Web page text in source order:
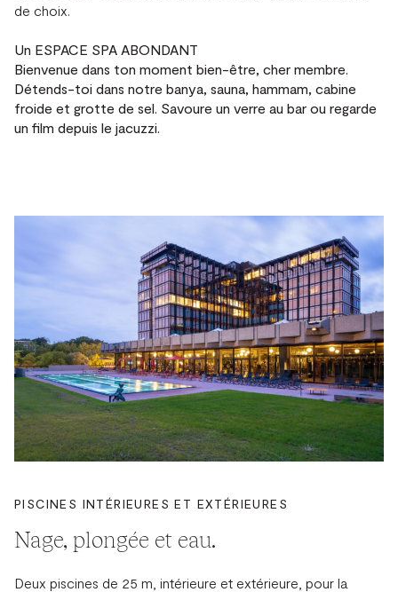
de choix.
Un ESPACE SPA ABONDANT
Bienvenue dans ton moment bien-être, cher membre.
Détends-toi dans notre banya, sauna, hammam, cabine
froide et grotte de sel. Savoure un verre au bar ou regarde
un film depuis le jacuzzi.
PISCINES INTÉRIEURES ET EXTÉRIEURES
Nage, plongée et eau.
Deux piscines de 25 m, intérieure et extérieure, pour la